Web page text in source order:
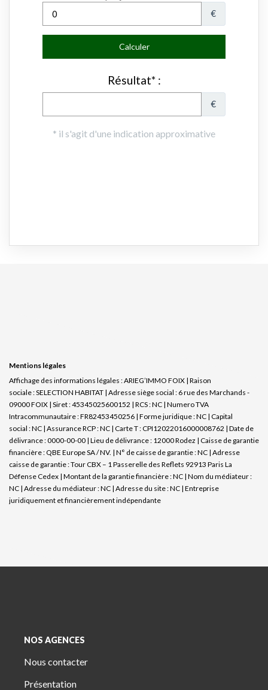
Mentions légales
Affichage des informations légales : ARIEG’IMMO FOIX | Raison
sociale : SELECTION HABITAT | Adresse siège social : 6 rue des Marchands -
09000 FOIX | Siret : 45345025600152 | RCS : NC | Numero TVA
Intracommunautaire : FR82453450256 | Forme juridique : NC | Capital
social : NC | Assurance RCP : NC | Carte T : CPI12022016000008762 | Date de
délivrance : 0000-00-00 | Lieu de délivrance : 12000 Rodez | Caisse de garantie
financière : QBE Europe SA / NV. | N° de caisse de garantie : NC | Adresse
caisse de garantie : Tour CBX – 1 Passerelle des Reflets 92913 Paris La
Défense Cedex | Montant de la garantie financière : NC | Nom du médiateur :
NC | Adresse du médiateur : NC | Adresse du site : NC | Entreprise
juridiquement et financièrement indépendante
NOS AGENCES
Nous contacter
Présentation